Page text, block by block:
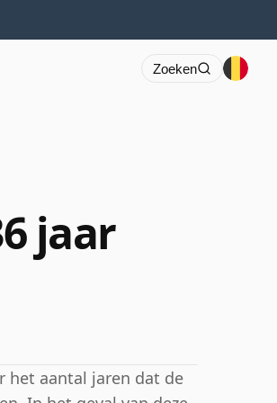
Zoeken
jaar
het aantal jaren dat de